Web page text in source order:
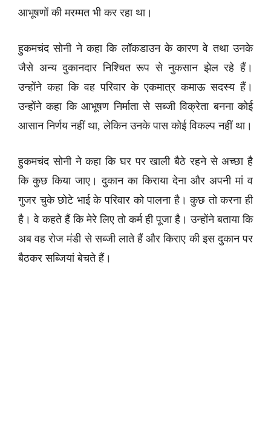
आभूषणों की मरम्मत भी कर रहा था।
हुकमचंद सोनी ने कहा कि लॉकडाउन के कारण वे तथा उनके
जैसे अन्य दुकानदार निश्चित रूप से नुकसान झेल रहे हैं।
उन्होंने कहा कि वह परिवार के एकमात्र कमाऊ सदस्य हैं।
उन्होंने कहा कि आभूषण निर्माता से सब्जी विक्रेता बनना कोई
आसान निर्णय नहीं था, लेकिन उनके पास कोई विकल्प नहीं था।
हुकमचंद सोनी ने कहा कि घर पर खाली बैठे रहने से अच्छा है
कि कुछ किया जाए। दुकान का किराया देना और अपनी मां व
गुजर चुके छोटे भाई के परिवार को पालना है। कुछ तो करना ही
है। वे कहते हैं कि मेरे लिए तो कर्म ही पूजा है। उन्होंने बताया कि
अब वह रोज मंडी से सब्जी लाते हैं और किराए की इस दुकान पर
बैठकर सब्जियां बेचते हैं।